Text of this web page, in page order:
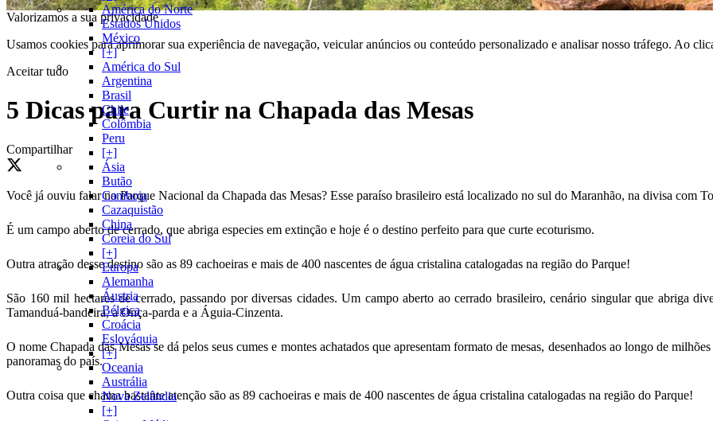
América do Norte
Estados Unidos
México
[+]
América do Sul
Argentina
Brasil
Chile
Colômbia
Peru
[+]
Ásia
Butão
Camboja
Cazaquistão
China
Coreia do Sul
[+]
Europa
Alemanha
Áustria
Bélgica
Croácia
Eslováquia
[+]
Oceania
Austrália
Nova Zelândia
[+]
Valorizamos a sua privacidade
Usamos cookies para aprimorar sua experiência de navegação, veicular anúncios ou conteúdo personalizado e analisar nosso tráfego. Ao
Aceitar tudo
5 Dicas para Curtir na Chapada das Mesas
Compartilhar
Você já ouviu falar no Parque Nacional da Chapada das Mesas? Esse paraíso brasileiro está localizado no sul do Maranhão, na divisa com
É um campo aberto de cerrado, que abriga especies em extinção e hoje é o destino perfeito para que curte ecoturismo.
Outra atração desse destino são as 89 cachoeiras e mais de 400 nascentes de água cristalina catalogadas na região do Parque!
São 160 mil hectares de cerrado, passando por diversas cidades. Um campo aberto ao cerrado brasileiro, cenário singular que abriga
Tamanduá-bandeira, a Onça-parda e a Águia-Cinzenta.
O nome Chapada das Mesas se dá pelos seus cumes e montes achatados que apresentam formato de mesas, desenhados ao longo de
panoramas do país.
Outra coisa que chama bastante atenção são as 89 cachoeiras e mais de 400 nascentes de água cristalina catalogadas na região do Parque!